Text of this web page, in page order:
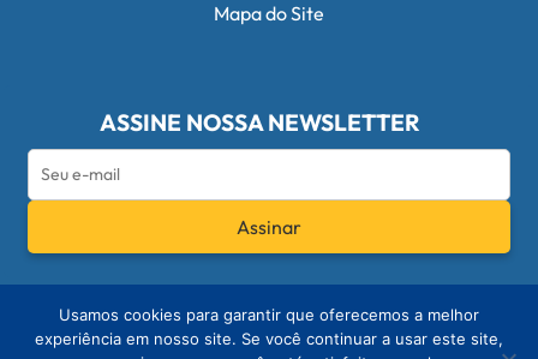
Mapa do Site
ASSINE NOSSA NEWSLETTER
Assinar
Redes Sociais do Conselho Federal de
Usamos cookies para garantir que oferecemos a melhor
experiência em nosso site. Se você continuar a usar este site,